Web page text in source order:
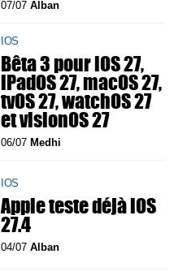
07/07Alban
IOS
Bêta 3 pour iOS 27,
iPadOS 27, macOS 27,
tvOS 27, watchOS 27
et visionOS 27
06/07 Medhi
IOS
Apple teste déjà iOS
27.4
04/07Alban